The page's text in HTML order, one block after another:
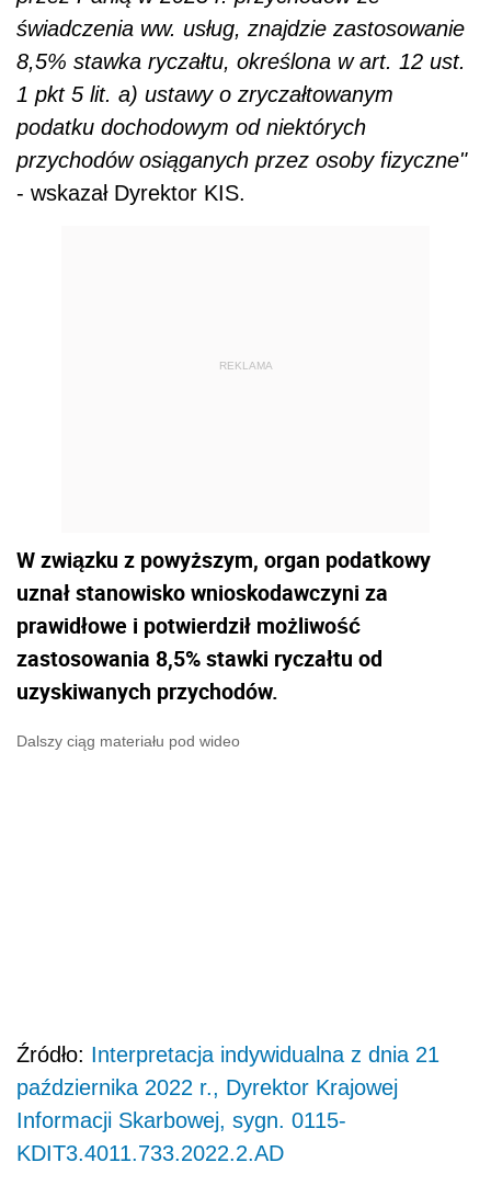
świadczenia ww. usług, znajdzie zastosowanie
8,5% stawka ryczałtu, określona w art. 12 ust.
1 pkt 5 lit. a) ustawy o zryczałtowanym
podatku dochodowym od niektórych
przychodów osiąganych przez osoby fizyczne"
- wskazał Dyrektor KIS.
REKLAMA
W związku z powyższym, organ podatkowy
uznał stanowisko wnioskodawczyni za
prawidłowe i potwierdził możliwość
zastosowania 8,5% stawki ryczałtu od
uzyskiwanych przychodów.
Dalszy ciąg materiału pod wideo
Źródło: Interpretacja indywidualna z dnia 21
października 2022 r., Dyrektor Krajowej
Informacji Skarbowej, sygn. 0115-
KDIT3.4011.733.2022.2.AD